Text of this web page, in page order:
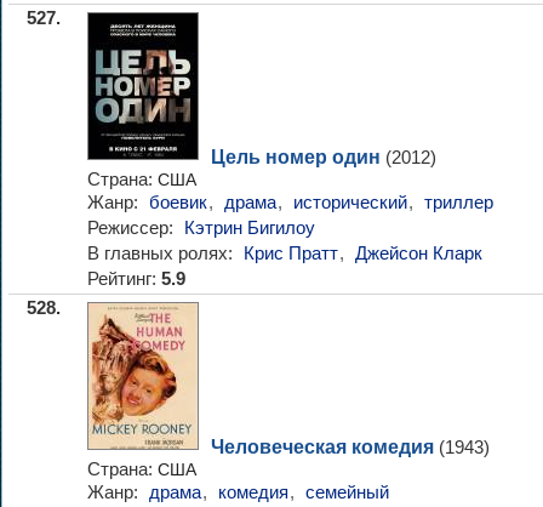
527.
Цель номер один (2012)
Страна: США
Жанр: боевик, драма, исторический, триллер
Режиссер:
Кэтрин Бигилоу
В главных ролях:
Крис Пратт, Джейсон Кларк
Рейтинг: 5.9
528.
Человеческая комедия (1943)
Страна: США
Жанр: драма, комедия, семейный